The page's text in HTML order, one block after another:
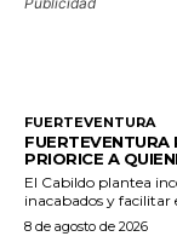
FUERTEVENTURA
FUERTEVENTURA
PRIORICE A
El Cabildo plantea
inacabados y facilitar
8 de agosto de 2026